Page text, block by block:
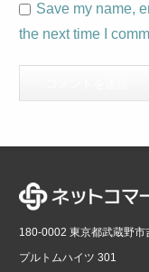
Save my name,
the next time I
180-0002 東京都武蔵野市
プルトムハイツ 301